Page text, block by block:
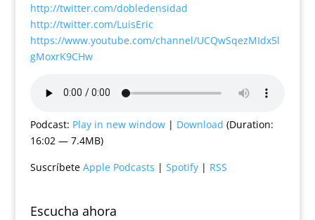
http://twitter.com/dobledensidad
http://twitter.com/LuisEric
https://www.youtube.com/channel/UCQwSqezMIdx5l
gMoxrK9CHw
Podcast: Play in new window| Download (Duration:
16:02 — 7.4MB)
Suscríbete Apple Podcasts | Spotify| RSS
Escucha ahora